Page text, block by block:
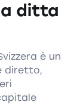
ditta
è un
diretto,